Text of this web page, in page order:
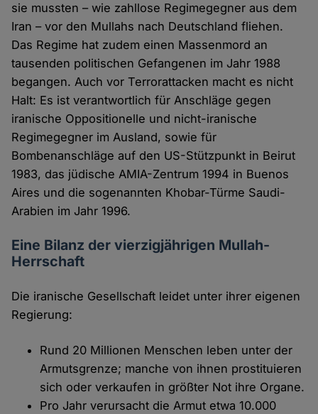
sie mussten – wie zahllose Regimegegner aus dem
Iran – vor den Mullahs nach Deutschland fliehen.
Das Regime hat zudem einen Massenmord an
tausenden politischen Gefangenen im Jahr 1988
begangen. Auch vor Terrorattacken macht es nicht
Halt: Es ist verantwortlich für Anschläge gegen
iranische Oppositionelle und nicht-iranische
Regimegegner im Ausland, sowie für
Bombenanschläge auf den US-Stützpunkt in Beirut
1983, das jüdische AMIA-Zentrum 1994 in Buenos
Aires und die sogenannten Khobar-Türme Saudi-
Arabien im Jahr 1996.
Eine Bilanz der vierzigjährigen Mullah-
Herrschaft
Die iranische Gesellschaft leidet unter ihrer eigenen
Regierung:
Rund 20 Millionen Menschen leben unter der
Armutsgrenze; manche von ihnen prostituieren
sich oder verkaufen in größter Not ihre Organe.
Pro Jahr verursacht die Armut etwa 10.000